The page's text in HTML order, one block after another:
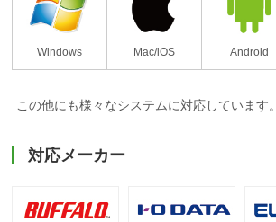
Windows Mac/iOS Android
この他にも様々なシステムに対応しています。
対応メーカー